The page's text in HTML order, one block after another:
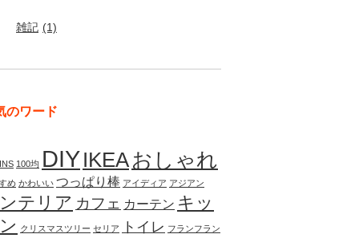
雑記 (1)
のワード
100均 DIYIKEAおしゃれ
め かわいい つっぱり棒 アイディア アジアン
テリア カフェ カーテン キッ
クリスマスツリー セリア トイレ フランフラン